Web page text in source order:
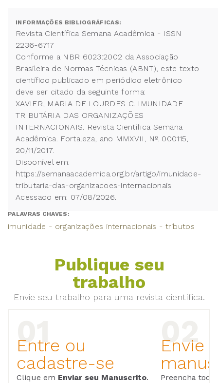
INFORMAÇÕES BIBLIOGRÁFICAS:
Revista Científica Semana Acadêmica - ISSN
2236-6717
Conforme a NBR 6023:2002 da Associação
Brasileira de Normas Técnicas (ABNT), este texto
científico publicado em periódico eletrônico
deve ser citado da seguinte forma:
XAVIER, MARIA DE LOURDES C. IMUNIDADE
TRIBUTÁRIA DAS ORGANIZAÇÕES
INTERNACIONAIS. Revista Científica Semana
Acadêmica. Fortaleza, ano MMXVII, Nº. 000115,
20/11/2017.
Disponível em:
https://semanaacademica.org.br/artigo/imunidade-
tributaria-das-organizacoes-internacionais
Acessado em: 07/08/2026.
PALAVRAS CHAVES:
imunidade - organizações internacionais - tributos
Publique seu
trabalho
Envie seu trabalho para uma revista científica.
Entre ou
cadastre-se
Clique em Enviar seu Manuscrito.
Envie
Preencha